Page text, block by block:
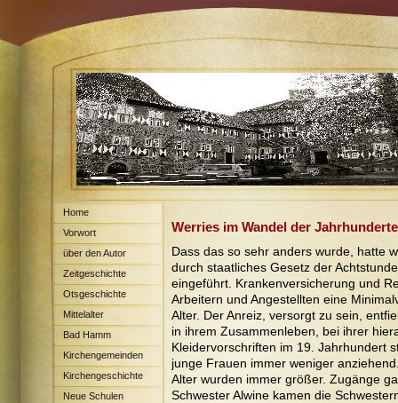
Home
Vorwort
über den Autor
Zeitgeschichte
Otsgeschichte
Mittelalter
Bad Hamm
Kirchengemeinden
Kirchengeschichte
Neue Schulen
Werries im Wandel der
Dass das so sehr anders wurde, hatte
durch staatliches Gesetz der
eingeführt. Krankenversicherung und
Arbeitern und Angestellten eine
Alter. Der Anreiz, versorgt zu sein,
in ihrem Zusammenleben, bei ihrer
Kleidervorschriften im 19. Jahrhundert
junge Frauen immer weniger
Alter wurden immer größer. Zugänge
Schwester Alwine kamen die